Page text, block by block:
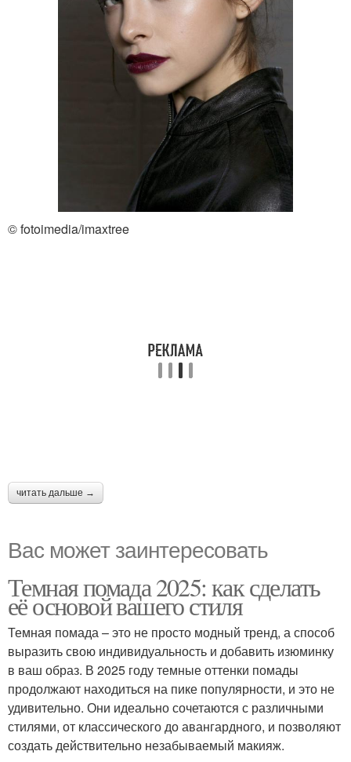
© fotoimedia/imaxtree
читать дальше →
Вас может заинтересовать
Темная помада 2025: как сделать
её основой вашего стиля
Темная помада – это не просто модный тренд, а способ
выразить свою индивидуальность и добавить изюминку
в ваш образ. В 2025 году темные оттенки помады
продолжают находиться на пике популярности, и это не
удивительно. Они идеально сочетаются с различными
стилями, от классического до авангардного, и позволяют
создать действительно незабываемый макияж.